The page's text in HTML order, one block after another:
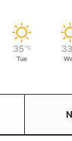
35 ℃
Tue
33